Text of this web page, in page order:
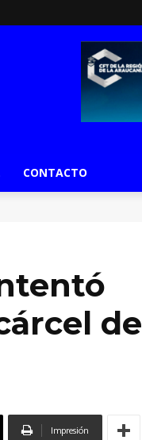
CONTACTO
de
Impresión